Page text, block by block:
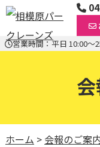
営業時間：平日 10:00〜
ホーム > 会報のご案